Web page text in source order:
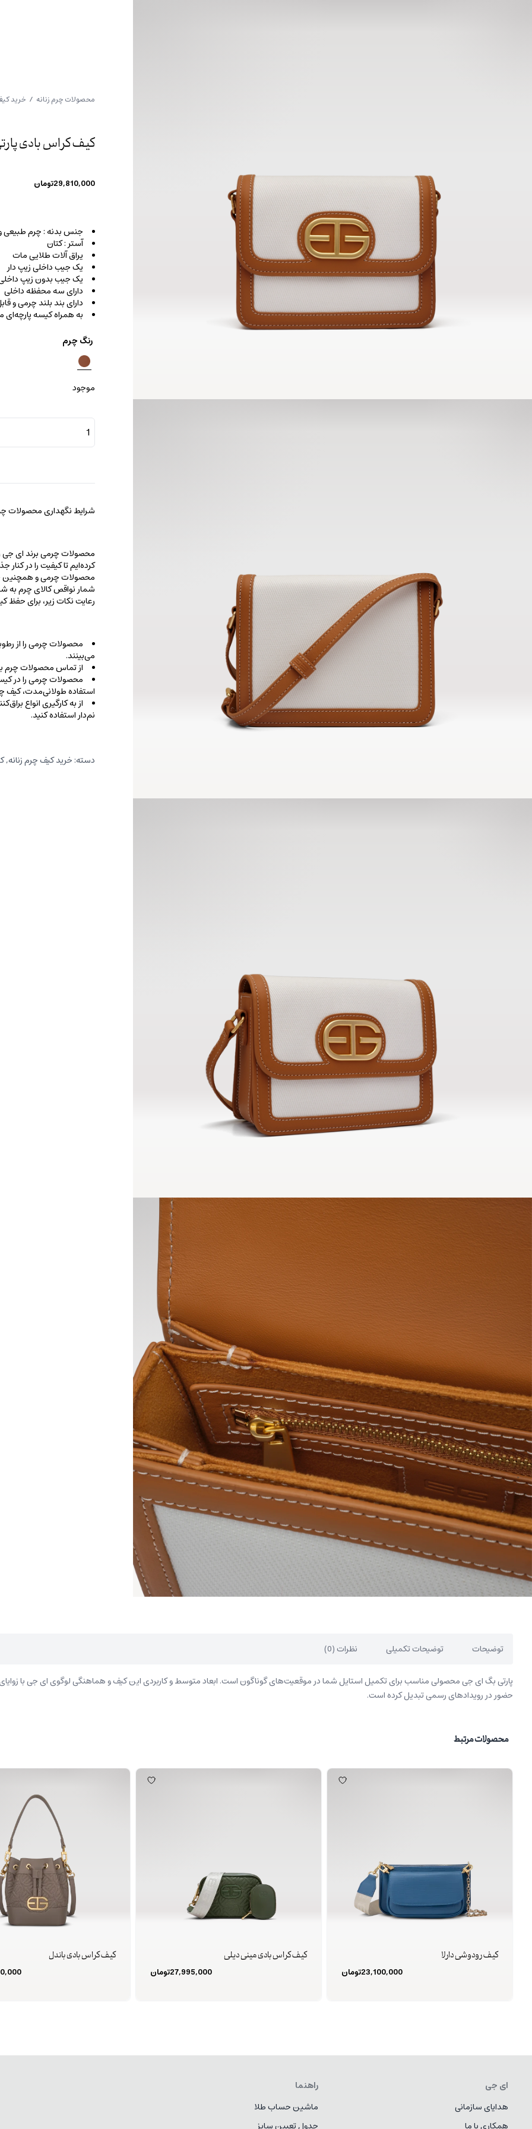
محصولات چرم زنانه / خرید
کیف کراس بادی
29,810,000تومان
جنس بدنه : چرم طبیعی
آستر : کتان
یراق آلات طلایی مات
یک جیب داخلی زیپ دار
یک جیب بدون زیپ
دارای سه محفظه داخلی
دارای بند بلند چرمی و
به همراه کیسه
رنگ چرم
موجود
کیف
کراس
بادی
شرایط نگهداری محصولات
محصولات چرمی برند ای جی را
کرده‌ایم تا کیفیت را در
محصولات چرمی و همچنین
شمار نواقص کالای چرم به
رعایت نکات زیر، برای
محصولات چرمی را از
می‌بینند.
از تماس محصولات چرم
محصولات چرمی را در
استفاده طولانی‌مدت، کیف‌
از به کارگیری انواع
نم‌دار استفاده کنید.
دسته: خرید کیف چرم زنانه,
توضیحات توضیحات تکمیلی نظرات (0)
پارتی بگ ای جی محصولی مناسب برای تکمیل استایل شما در موقعیت‌های گوناگون است. ابعاد متوسط و کاربردی این کیف و هماهنگی لوگوی ای جی با زوایای
حضور در رویدادهای رسمی تبدیل کرده است.
محصولات مرتبط
کیف رودوشی دارلا
23,100,000تومان
کیف کراس بادی مینی دیلی
27,995,000تومان
کیف کراس بادی باندل
ای جی
هدایای سازمانی
همکاری با ما
راهنما
ماشین حساب طلا
جدول تعیین سایز